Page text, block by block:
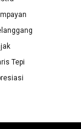
Tepi